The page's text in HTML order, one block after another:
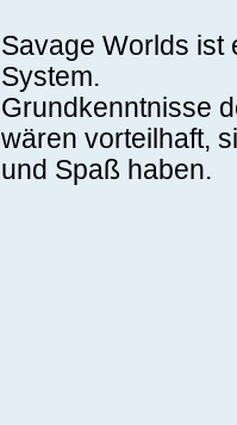
Savage Worlds ist
System.
Grundkenntnisse
wären vorteilhaft,
und Spaß haben.